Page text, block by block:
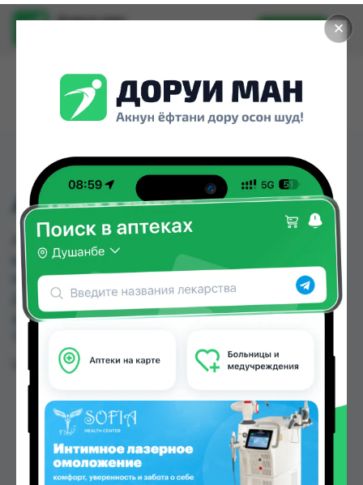
✕
Доруи ман
Установить
АМОД-БИС ТБ №30
АМОД-БИС ТБ №30 можно купить или заказать
в аптеках, Аптека + 24/7, Аптека Алфавит, Ватан
№1, Ватан №2, Дору Фарм №20, Дору фарм №7,
Дорухона Аптечка-TJ №3 по цене от 45.00 TJS
до 51.40 TJS в Душанбе и других городах
Цена: от45.00 TJS